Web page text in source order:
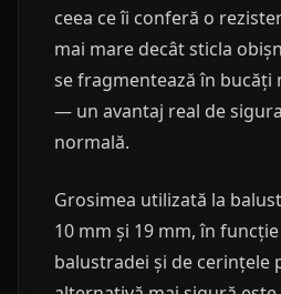
ceea ce îi conferă o
mai mare decât sticla
se fragmentează în bucăți
— un avantaj real de
normală.
Grosimea utilizată la
10 mm și 19 mm, în
balustradei și de cerințele